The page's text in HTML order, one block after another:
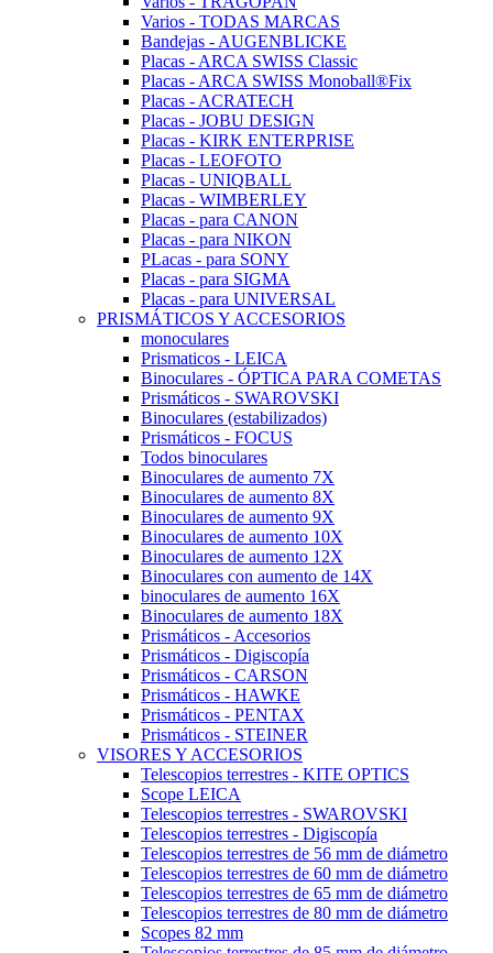
Varios - TODAS MARCAS
Bandejas - AUGENBLICKE
Placas - ARCA SWISS Classic
Placas - ARCA SWISS Monoball®Fix
Placas - ACRATECH
Placas - JOBU DESIGN
Placas - KIRK ENTERPRISE
Placas - LEOFOTO
Placas - UNIQBALL
Placas - WIMBERLEY
Placas - para CANON
Placas - para NIKON
PLacas - para SONY
Placas - para SIGMA
Placas - para UNIVERSAL
PRISMÁTICOS Y ACCESORIOS
monoculares
Prismaticos - LEICA
Binoculares - ÓPTICA PARA COMETAS
Prismáticos - SWAROVSKI
Binoculares (estabilizados)
Prismáticos - FOCUS
Todos binoculares
Binoculares de aumento 7X
Binoculares de aumento 8X
Binoculares de aumento 9X
Binoculares de aumento 10X
Binoculares de aumento 12X
Binoculares con aumento de 14X
binoculares de aumento 16X
Binoculares de aumento 18X
Prismáticos - Accesorios
Prismáticos - Digiscopía
Prismáticos - CARSON
Prismáticos - HAWKE
Prismáticos - PENTAX
Prismáticos - STEINER
VISORES Y ACCESORIOS
Telescopios terrestres - KITE OPTICS
Scope LEICA
Telescopios terrestres - SWAROVSKI
Telescopios terrestres - Digiscopía
Telescopios terrestres de 56 mm de diámetro
Telescopios terrestres de 60 mm de diámetro
Telescopios terrestres de 65 mm de diámetro
Telescopios terrestres de 80 mm de diámetro
Scopes 82 mm